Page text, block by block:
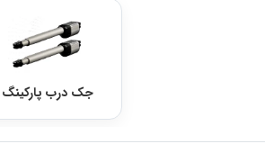
جک درب پارکینگ